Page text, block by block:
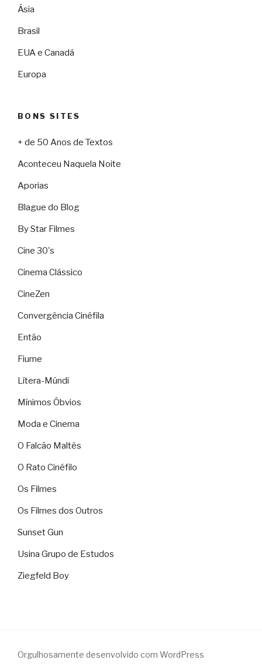
Ásia
Brasil
EUA e Canadá
Europa
BONS SITES
+ de 50 Anos de Textos
Aconteceu Naquela Noite
Aporias
Blague do Blog
By Star Filmes
Cine 30's
Cinema Clássico
CineZen
Convergência Cinéfila
Então
Fiume
Lítera-Múndi
Mínimos Óbvios
Moda e Cinema
O Falcão Maltês
O Rato Cinéfilo
Os Filmes
Os Filmes dos Outros
Sunset Gun
Usina Grupo de Estudos
Ziegfeld Boy
Orgulhosamente desenvolvido com WordPress